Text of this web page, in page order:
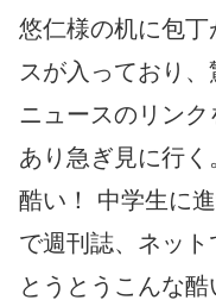
悠仁様の机に包
スが入っており、
ニュースのリン
あり急ぎ見に行く
酷い！ 中学生に
で週刊誌、ネッ
とうとうこんな